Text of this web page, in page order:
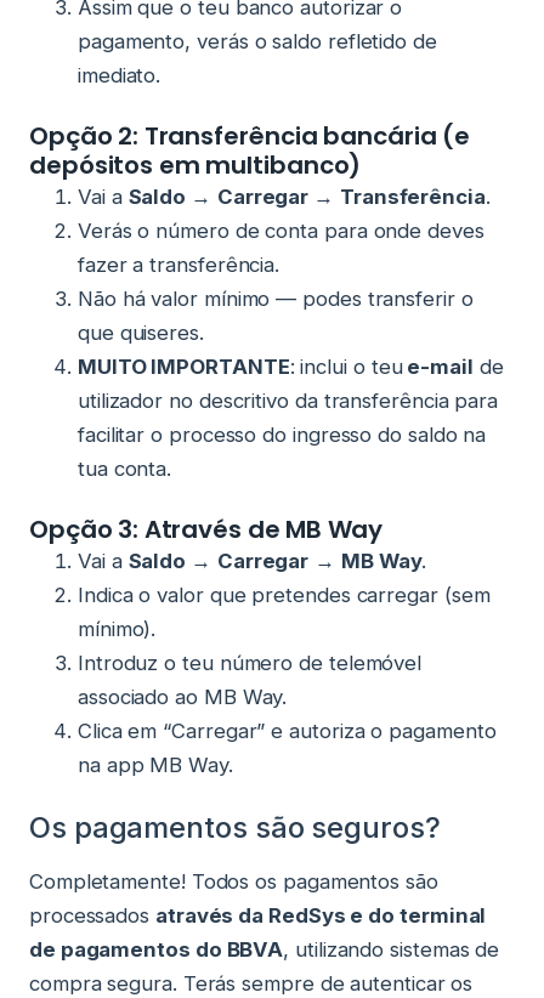
Assim que o teu banco autorizar o
pagamento, verás o saldo refletido de
imediato.
Opção 2: Transferência bancária (e
depósitos em multibanco)
Vai a Saldo → Carregar → Transferência.
Verás o número de conta para onde deves
fazer a transferência.
Não há valor mínimo — podes transferir o
que quiseres.
MUITO IMPORTANTE: inclui o teue-mail de
utilizador no descritivo da transferência para
facilitar o processo do ingresso do saldo na
tua conta.
Opção 3: Através de MB Way
Vai a Saldo → Carregar → MB Way.
Indica o valor que pretendes carregar (sem
mínimo).
Introduz o teu número de telemóvel
associado ao MB Way.
Clica em “Carregar” e autoriza o pagamento
na app MB Way.
Os pagamentos são seguros?
Completamente! Todos os pagamentos são
processados através da RedSys e do terminal
de pagamentos do BBVA, utilizando sistemas de
compra segura. Terás sempre de autenticar os